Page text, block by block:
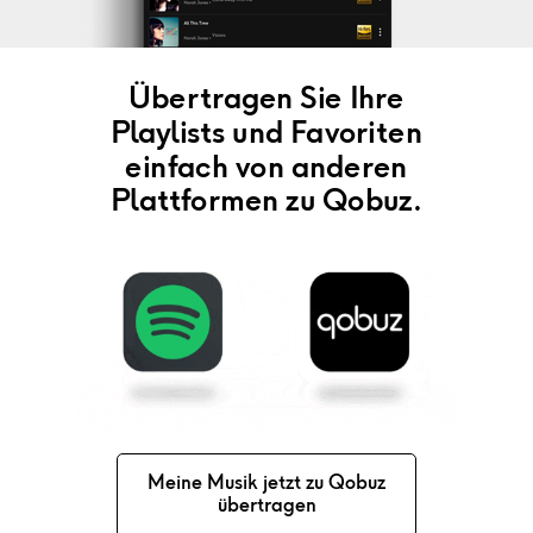
Meine Musik jetzt zu Qobuz
übertragen
Übertragen Sie Ihre
Playlists und Favoriten
einfach von anderen
Plattformen zu Qobuz.